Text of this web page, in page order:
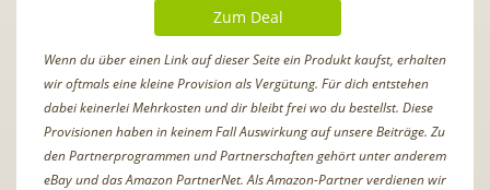
Zum Deal
Wenn du über einen Link auf dieser Seite ein Produkt kaufst, erhalten
wir oftmals eine kleine Provision als Vergütung. Für dich entstehen
dabei keinerlei Mehrkosten und dir bleibt frei wo du bestellst. Diese
Provisionen haben in keinem Fall Auswirkung auf unsere Beiträge. Zu
den Partnerprogrammen und Partnerschaften gehört unter anderem
eBay und das Amazon PartnerNet. Als Amazon-Partner verdienen wir